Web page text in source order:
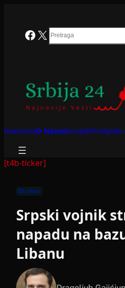
Facebook
X Search
NaslovnaO NamaKontaktPretplati
[t4b-ticker]
Društvo
Srpski vojnik
napadu na
Libanu